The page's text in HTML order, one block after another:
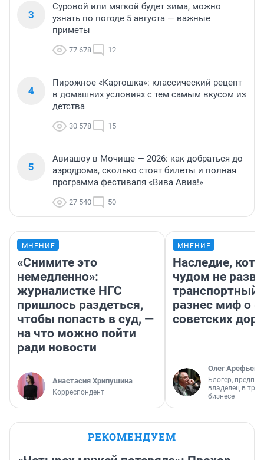
3
Суровой или мягкой будет зима, можно
узнать по погоде 5 августа — важные
приметы
77 678 12
4
Пирожное «Картошка»: классический рецепт
в домашних условиях с тем самым вкусом из
детства
30 578 15
5
Авиашоу в Мочище — 2026: как добраться до
аэродрома, сколько стоят билеты и полная
программа фестиваля «Вива Авиа!»
27 540 50
МНЕНИЕ
«Снимите это
немедленно»:
журналистке НГС
пришлось раздеться,
чтобы попасть в суд, —
на что можно пойти
ради новости
Анастасия Хрипушина
Корреспондент
МНЕНИЕ
Наследие,
чудом не
транспортный
разнес миф о
советских
Олег Арефьев
Блогер,
владелец в
бизнесе
РЕКОМЕНДУЕМ